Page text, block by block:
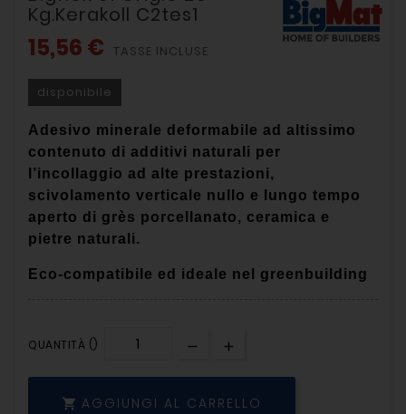
Kg.kerakoll C2tes1
15,56 € TASSE INCLUSE
disponibile
Adesivo minerale deformabile ad altissimo
contenuto di additivi naturali per
l’incollaggio ad alte prestazioni,
scivolamento verticale nullo e lungo tempo
aperto di grès porcellanato, ceramica e
pietre naturali.
Eco-compatibile ed ideale nel greenbuilding
QUANTITÀ ()
 AGGIUNGI AL CARRELLO